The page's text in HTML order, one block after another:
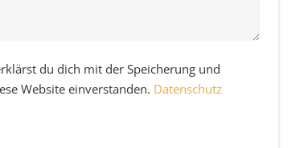
du dich mit der Speicherung und
Website einverstanden. Datenschutz